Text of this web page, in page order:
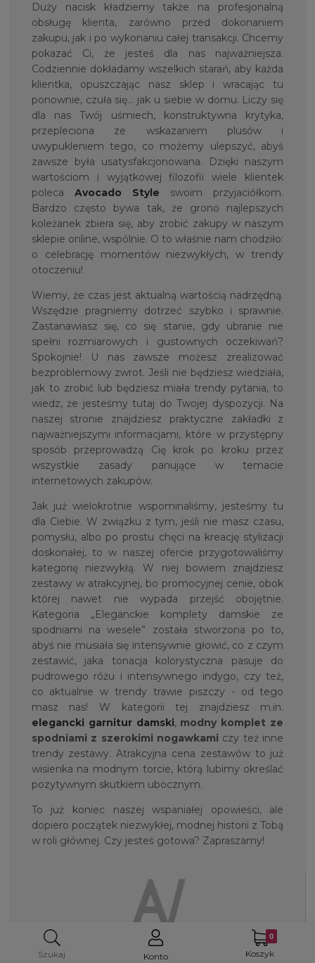
Szukaj Konto Koszyk
Duży nacisk kładziemy także na profesjonalną
obsługę klienta, zarówno przed dokonaniem
zakupu, jak i po wykonaniu całej transakcji. Chcemy
pokazać Ci, że jesteś dla nas najważniejsza.
Codziennie dokładamy wszelkich starań, aby każda
klientka, opuszczając nasz sklep i wracając tu
ponownie, czuła się… jak u siebie w domu. Liczy się
dla nas Twój uśmiech, konstruktywna krytyka,
przepleciona ze wskazaniem plusów i
uwypukleniem tego, co możemy ulepszyć, abyś
zawsze była usatysfakcjonowana. Dzięki naszym
wartościom i wyjątkowej filozofii wiele klientek
poleca
Avocado Style swoim przyjaciółkom.
Bardzo często bywa tak, że grono najlepszych
koleżanek zbiera się, aby zrobić zakupy w naszym
sklepie online, wspólnie. O to właśnie nam chodziło:
o celebrację momentów niezwykłych, w trendy
otoczeniu!
Wiemy, że czas jest aktualną wartością nadrzędną.
Wszędzie pragniemy dotrzeć szybko i sprawnie.
Zastanawiasz się, co się stanie, gdy ubranie nie
spełni rozmiarowych i gustownych oczekiwań?
Spokojnie! U nas zawsze możesz zrealizować
bezproblemowy zwrot. Jeśli nie będziesz wiedziała,
jak to zrobić lub będziesz miała trendy pytania, to
wiedz, że jesteśmy tutaj do Twojej dyspozycji. Na
naszej stronie znajdziesz praktyczne zakładki z
najważniejszymi informacjami, które w przystępny
sposób przeprowadzą Cię krok po kroku przez
wszystkie zasady panujące w temacie
internetowych zakupów.
Jak już wielokrotnie wspominaliśmy, jesteśmy tu
dla Ciebie. W związku z tym, jeśli nie masz czasu,
pomysłu, albo po prostu chęci na kreację stylizacji
doskonałej, to w naszej ofercie przygotowaliśmy
kategorię niezwykłą. W niej bowiem znajdziesz
zestawy w atrakcyjnej, bo promocyjnej cenie, obok
której nawet nie wypada przejść obojętnie.
Kategoria „Eleganckie komplety damskie ze
spodniami na wesele” została stworzona po to,
abyś nie musiała się intensywnie głowić, co z czym
zestawić, jaka tonacja kolorystyczna pasuje do
pudrowego różu i intensywnego indygo, czy też,
co aktualnie w trendy trawie piszczy - od tego
masz nas! W kategorii tej znajdziesz m.in.
elegancki garnitur damski, modny komplet ze
spodniami z szerokimi nogawkami czy też inne
trendy zestawy. Atrakcyjna cena zestawów to już
wisienka na modnym torcie, którą lubimy określać
pozytywnym skutkiem ubocznym.
To już koniec naszej wspaniałej opowieści, ale
dopiero początek niezwykłej, modnej historii z Tobą
w roli głównej. Czy jesteś gotowa? Zapraszamy!
OBSŁUGA KLIENTA